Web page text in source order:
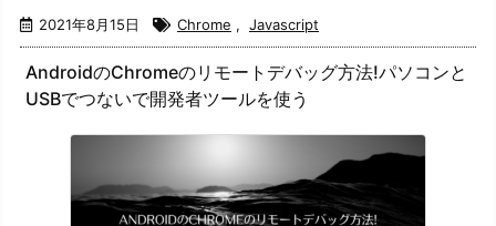
2021年8月15日 Chrome , Javascript
AndroidのChromeのリモートデバッグ方法!パソコンと
USBでつないで開発者ツールを使う